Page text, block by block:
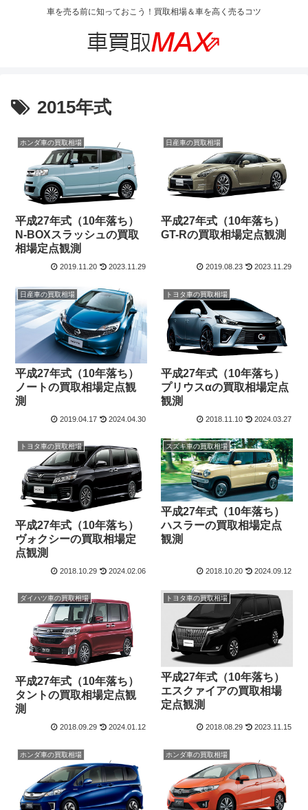
車を売る前に知っておこう！買取相場＆車を高く売るコツ
2015年式
ホンダ車の買取相場
平成27年式（10年落ち）
N-BOXスラッシュの買取
相場定点観測
2019.11.20 2023.11.29
日産車の買取相場
平成27年式（10年落ち）
GT-Rの買取相場定点観測
2019.08.23 2023.11.29
日産車の買取相場
平成27年式（10年落ち）
ノートの買取相場定点観
測
2019.04.17 2024.04.30
トヨタ車の買取相場
平成27年式（10年落ち）
プリウスαの買取相場定点
観測
2018.11.10 2024.03.27
トヨタ車の買取相場
平成27年式（10年落ち）
ヴォクシーの買取相場定
点観測
2018.10.29 2024.02.06
スズキ車の買取相場
平成27年式（10年落ち）
ハスラーの買取相場定点
観測
2018.10.20 2024.09.12
ダイハツ車の買取相場
平成27年式（10年落ち）
タントの買取相場定点観
測
2018.09.29 2024.01.12
トヨタ車の買取相場
平成27年式（10年落ち）
エスクァイアの買取相場
定点観測
2018.08.29 2023.11.15
ホンダ車の買取相場 ホンダ車の買取相場